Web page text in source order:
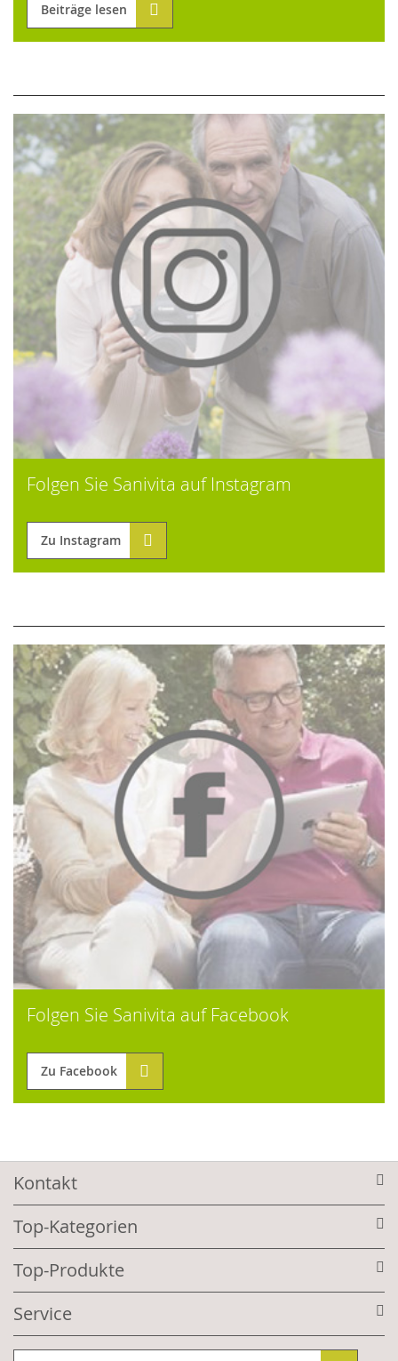
Beiträge lesen
Folgen Sie Sanivita auf Instagram
Zu Instagram
Folgen Sie Sanivita auf Facebook
Zu Facebook
Kontakt
Top-Kategorien
Top-Produkte
Service